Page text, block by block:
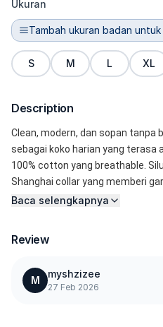
Ukuran
Tambah ukuran badan
S M L XL
Description
Clean, modern, dan sopan tanpa
sebagai koko harian yang terasa
100% cotton yang breathable.
Shanghai collar yang memberi
sederhana. Hasilnya adalah koko
-----------
Baca selengkapnya
Review
M
myshzizee
27 Feb 2026